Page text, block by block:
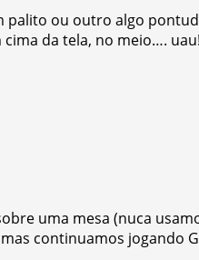
ou outro algo
da tela, no meio….
uma mesa (nuca
continuamos jogando